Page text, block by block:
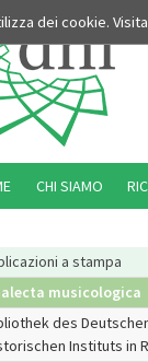
dei cookie.
a stampa
musicologica
des
Instituts in
CHI SIAMO